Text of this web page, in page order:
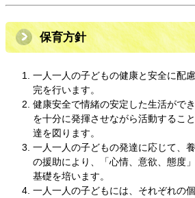
保育方針
一人一人の子どもの健康と安全に配
完を行います。
健康安全で情緒の安定した生活がで
を十分に発揮させながら活動するこ
達を図ります。
一人一人の子どもの発達に応じて、
の援助により、「心情、意欲、態度
基礎を培います。
一人一人の子どもには、それぞれの